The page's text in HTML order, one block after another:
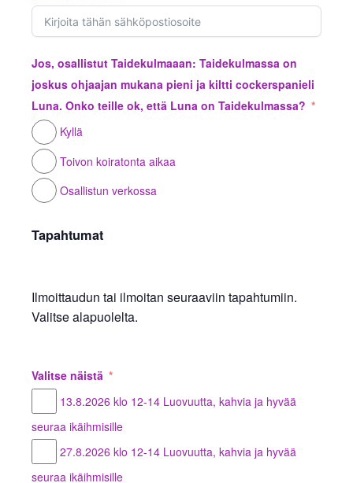
Jos, osallistut Taidekulmaaan: Taidekulmassa on
joskus ohjaajan mukana pieni ja kiltti cockerspanieli
Luna. Onko teille ok, että Luna on Taidekulmassa?
Kyllä
Toivon koiratonta aikaa
Osallistun verkossa
Tapahtumat
Ilmoittaudun tai ilmoitan seuraaviin tapahtumiin.
Valitse alapuolelta.
Valitse näistä
13.8.2026 klo 12-14 Luovuutta, kahvia ja hyvää
seuraa ikäihmisille
27.8.2026 klo 12-14 Luovuutta, kahvia ja hyvää
seuraa ikäihmisille